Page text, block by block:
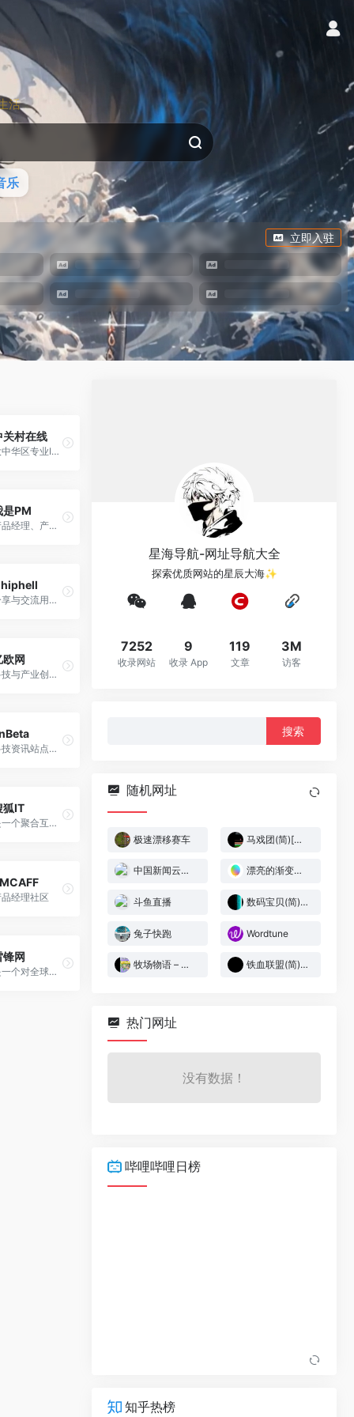
活
乐
立即入驻
关村在线
大中华区专业IT网站
是PM
产品经理、产品爱好者学习交流平台
分享与交流用户体验
欧网
科技与产业创新服务平台
科技资讯站点和网友交流平台
狐IT
是一个聚合互联网、智能硬件、创业投资、通讯数码等科技资讯的媒体平台
经理社区
锋网
是一个对全球前沿技术趋势与产品动态进行深入调研与解读的信息服务平台
星海导航-网址导航大全
探索优质网站的星辰大海✨
7252
收录网站
9
收录 App
119
文章
3M
访客
随机网址
极速漂移赛车 马戏团(简)[水火](JP)[ACT](0.37Mb)
中国新闻云媒体 漂亮的渐变颜色
斗鱼直播 数码宝贝(简)[酷哥电子](CN)[RPG](8Mb)
兔子快跑 Wordtune
牧场物语 – 矿石镇的伙伴们[CGP&模拟天下](繁)(JP)(64Mb) 铁血联盟(简)[恒格电子](JP)[RPG](6Mb)
热门网址
没有数据！
哔哩哔哩日榜
知乎热榜